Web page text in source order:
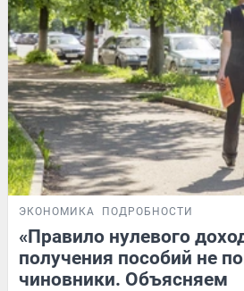
ЭКОНОМИКА ПОДРОБНОСТИ
«Правило нулевого
получения пособий не
чиновники. Объясняем